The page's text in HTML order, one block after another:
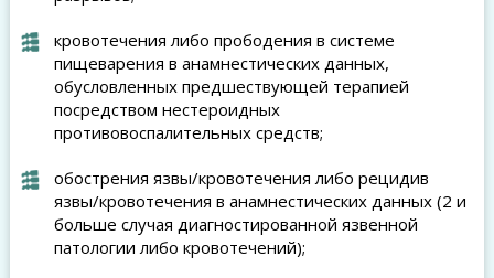
кровотечения либо прободения в системе
пищеварения в анамнестических данных,
обусловленных предшествующей терапией
посредством нестероидных
противовоспалительных средств;
обострения язвы/кровотечения либо рецидив
язвы/кровотечения в анамнестических данных (2 и
больше случая диагностированной язвенной
патологии либо кровотечений);